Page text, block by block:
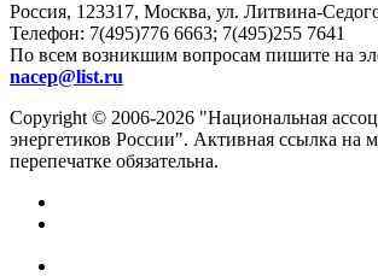
Россия, 123317, Москва, ул. Литвина-
Телефон: 7(495)776 6663; 7(495)255 7641
По всем возникшим вопросам пишите на
nacep@list.ru
Copyright © 2006-2026 "Национальная
энергетиков России". Активная ссылка на
перепечатке обязательна.